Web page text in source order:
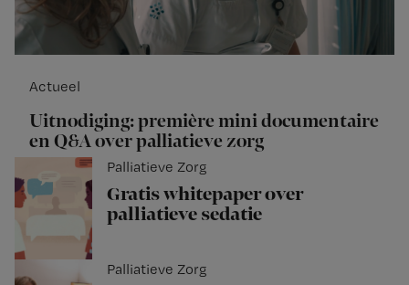
Actueel
Uitnodiging: première mini documentaire
en Q&A over palliatieve zorg
Palliatieve Zorg
Gratis whitepaper over
palliatieve sedatie
Palliatieve Zorg